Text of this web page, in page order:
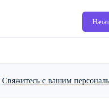
Свяжитесь с вашим